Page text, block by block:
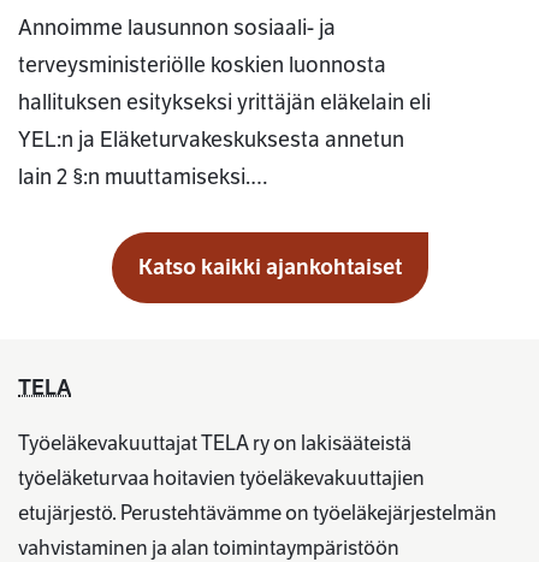
Annoimme lausunnon sosiaali- ja
terveysministeriölle koskien luonnosta
hallituksen esitykseksi yrittäjän eläkelain eli
YEL:n ja Eläketurvakeskuksesta annetun
lain 2 §:n muuttamiseksi.…
Katso kaikki ajankohtaiset
TELA
Työeläkevakuuttajat TELA ry on lakisääteistä
työeläketurvaa hoitavien työeläkevakuuttajien
etujärjestö. Perustehtävämme on työeläkejärjestelmän
vahvistaminen ja alan toimintaympäristöön